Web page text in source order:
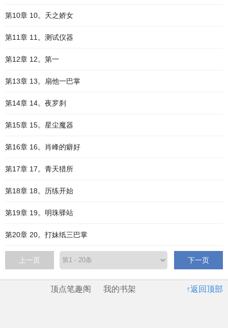
第10章 10。天之娇女
第11章 11。测试仪器
第12章 12。第一
第13章 13。扇他一巴掌
第14章 14。夜罗刹
第15章 15。星尘魔器
第16章 16。肖峰的癖好
第17章 17。青天猎所
第18章 18。历练开始
第19章 19。明珠驿站
第20章 20。打妹纸三巴掌
上一页 下一页
↑返回顶部
顶点笔趣阁 我的书架